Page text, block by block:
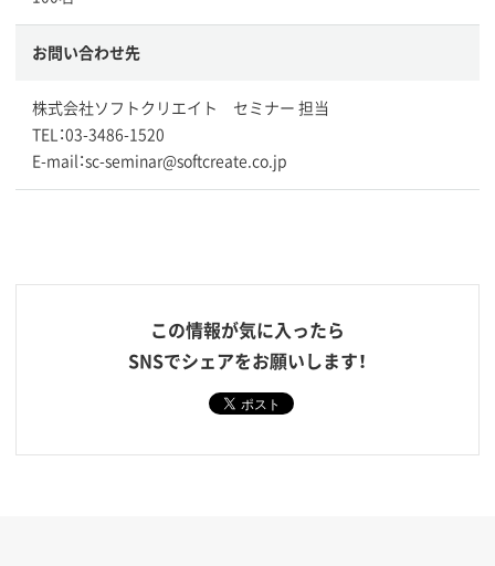
お問い合わせ先
株式会社ソフトクリエイト セミナー 担当
TEL：03-3486-1520
E-mail：sc-seminar@softcreate.co.jp
この情報が気に入ったら
SNSでシェアをお願いします！